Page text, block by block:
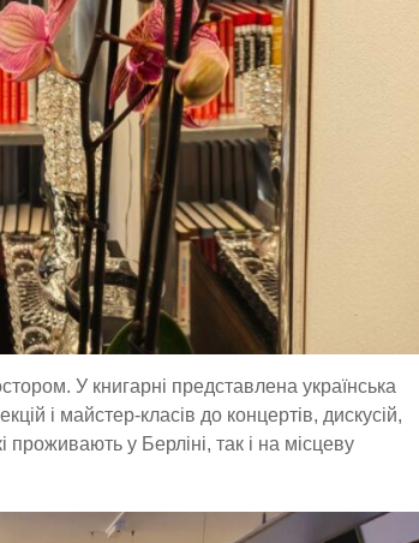
У книгарні представлена українська
і майстер-класів до концертів, дискусій,
проживають у Берліні, так і на місцеву